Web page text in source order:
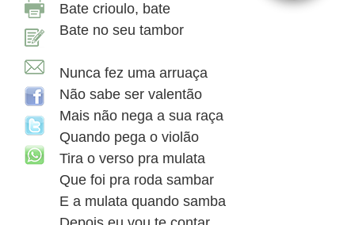
Bate crioulo, bate
Bate no seu tambor
Nunca fez uma arruaça
Não sabe ser valentão
Mais não nega a sua raça
Quando pega o violão
Tira o verso pra mulata
Que foi pra roda sambar
E a mulata quando samba